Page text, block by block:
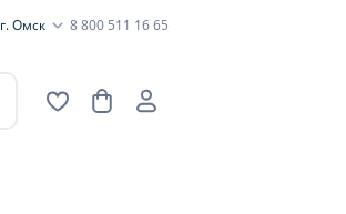
г. Омск 8 800 511 16 65